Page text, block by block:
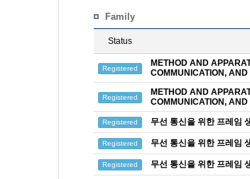
Family
Status
Registered
METHOD AND
COMMUNICATION,
Registered
METHOD AND
COMMUNICATION,
Registered 무선 통신을 위한 프레임
Registered 무선 통신을 위한 프레임
Registered 무선 통신을 위한 프레임